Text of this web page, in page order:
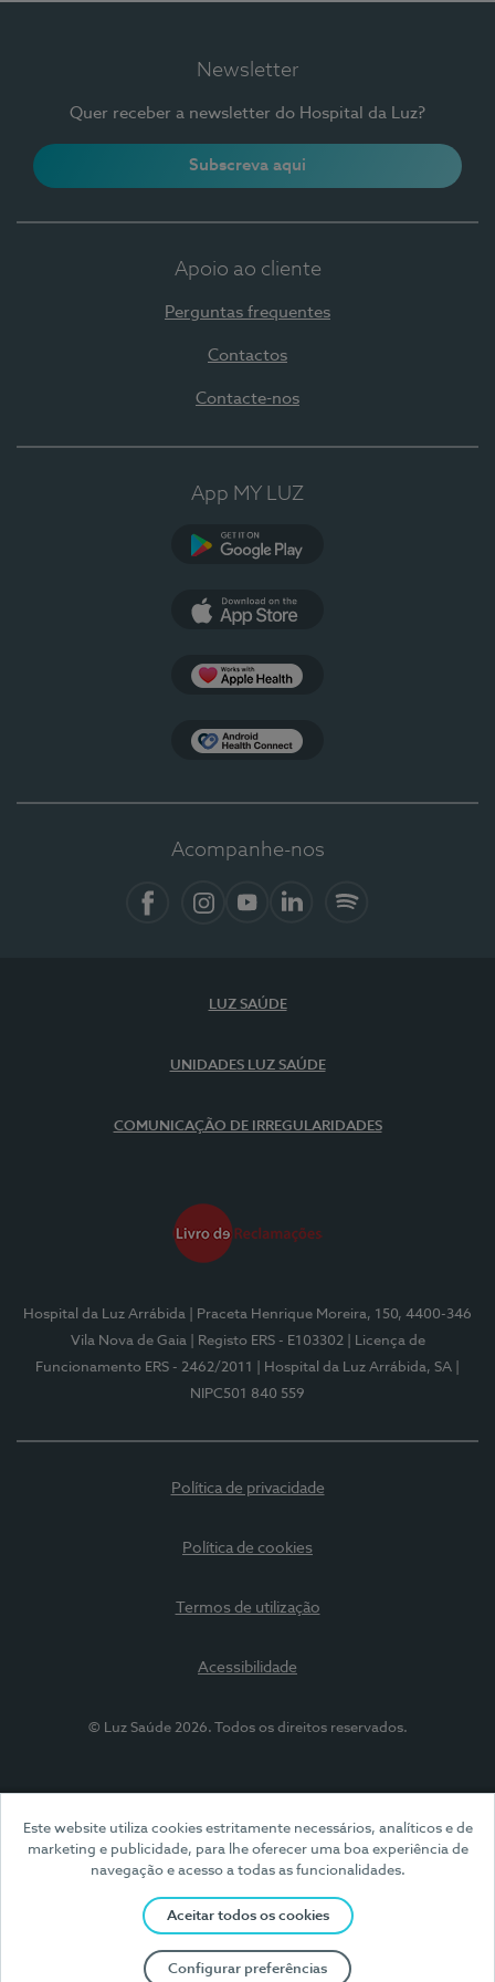
Este website utiliza cookies estritamente necessários, analíticos e de
marketing e publicidade, para lhe oferecer uma boa experiência de
navegação e acesso a todas as funcionalidades.
Aceitar todos os cookies
Configurar preferências
Newsletter
Quer receber a newsletter do Hospital da Luz?
Subscreva aqui
Apoio ao cliente
Perguntas frequentes
Contactos
Contacte-nos
App MY LUZ
Acompanhe-nos
LUZ SAÚDE
UNIDADES LUZ SAÚDE
COMUNICAÇÃO DE IRREGULARIDADES
Hospital da Luz Arrábida
| Praceta Henrique Moreira, 150, 4400-346
Vila Nova de Gaia
| Registo ERS - E103302
| Licença de
Funcionamento ERS - 2462/2011
| Hospital da Luz Arrábida, SA
NIPC501 840 559
Política de privacidade
Política de cookies
Termos de utilização
Acessibilidade
© Luz Saúde 2026. Todos os direitos reservados.